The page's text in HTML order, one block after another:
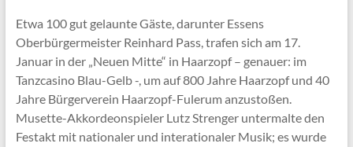
Etwa 100 gut gelaunte Gäste, darunter Essens
Oberbürgermeister Reinhard Pass, trafen sich am 17.
Januar in der „Neuen Mitte“ in Haarzopf – genauer: im
Tanzcasino Blau-Gelb -, um auf 800 Jahre Haarzopf und 40
Jahre Bürgerverein Haarzopf-Fulerum anzustoßen.
Musette-Akkordeonspieler Lutz Strenger untermalte den
Festakt mit nationaler und interationaler Musik; es wurde